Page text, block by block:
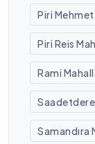
Piri
Piri Reis
Rami
Samandıra